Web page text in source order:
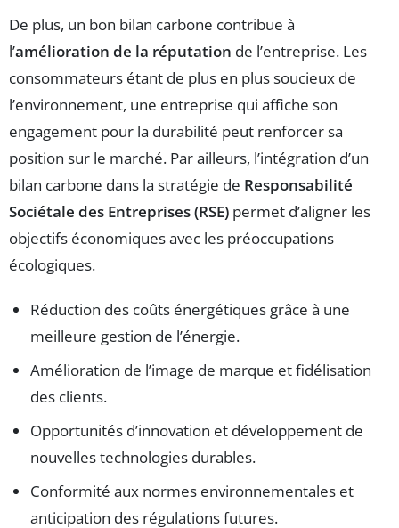
De plus, un bon bilan carbone contribue à
l’amélioration de la réputation de l’entreprise. Les
consommateurs étant de plus en plus soucieux de
l’environnement, une entreprise qui affiche son
engagement pour la durabilité peut renforcer sa
position sur le marché. Par ailleurs, l’intégration d’un
bilan carbone dans la stratégie de Responsabilité
Sociétale des Entreprises (RSE) permet d’aligner les
objectifs économiques avec les préoccupations
écologiques.
Réduction des coûts énergétiques grâce à une
meilleure gestion de l’énergie.
Amélioration de l’image de marque et fidélisation
des clients.
Opportunités d’innovation et développement de
nouvelles technologies durables.
Conformité aux normes environnementales et
anticipation des régulations futures.